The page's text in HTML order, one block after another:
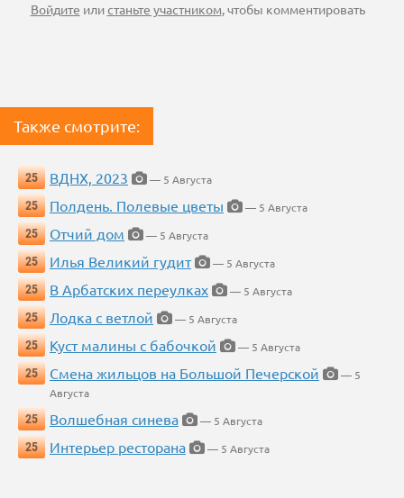
Войдите илистаньте участником, чтобы комментировать
Также смотрите:
25 ВДНХ, 2023
— 5 Августа
25
Полдень. Полевые цветы
— 5 Августа
25
Отчий дом
— 5 Августа
25
Илья Великий гудит
— 5 Августа
25
В Арбатских переулках
— 5 Августа
25
Лодка с ветлой
— 5 Августа
25
Куст малины с бабочкой
— 5 Августа
25
Смена жильцов на Большой Печерской
— 5
Августа
25
Волшебная синева
— 5 Августа
25
Интерьер ресторана — 5 Августа